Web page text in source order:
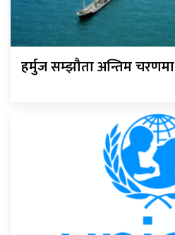
हर्मुज सम्झौता अन्तिम चरणमा